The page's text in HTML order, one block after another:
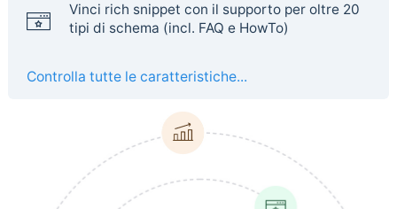
Vinci rich snippet con il supporto per oltre 20
tipi di schema (incl. FAQ e HowTo)
Controlla tutte le caratteristiche...